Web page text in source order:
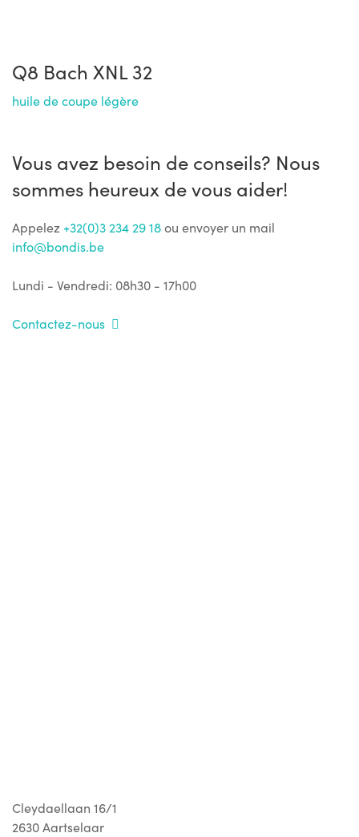
Q8 Bach XNL 32
huile de coupe légère
Vous avez besoin de conseils? Nous
sommes heureux de vous aider!
Appelez+32(0)3 234 29 18ou envoyer un mail
info@bondis.be
Lundi - Vendredi: 08h30 - 17h00
Contactez-nous
Cleydaellaan 16/1
2630 Aartselaar